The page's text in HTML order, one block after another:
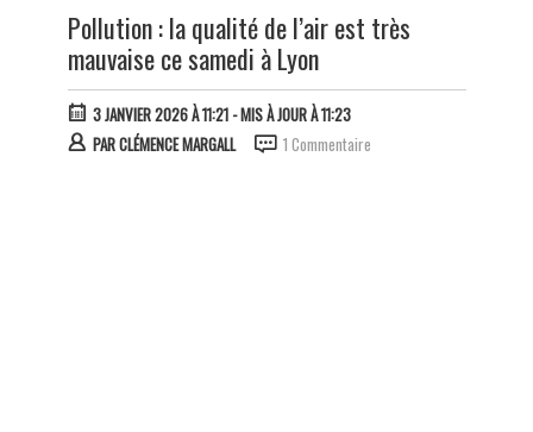
Pollution : la qualité de l’air est très
mauvaise ce samedi à Lyon
3 JANVIER 2026 À 11:21- MIS À JOUR À 11:23
PARCLÉMENCE MARGALL 1 Commentaire